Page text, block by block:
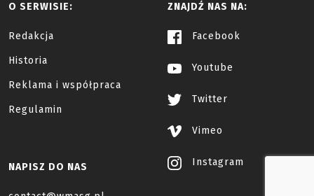
O SERWISIE:
Redakcja
Historia
Reklama i współpraca
Regulamin
ZNAJDŹ NAS NA:
Facebook
Youtube
Twitter
Vimeo
Instagram
NAPISZ DO NAS